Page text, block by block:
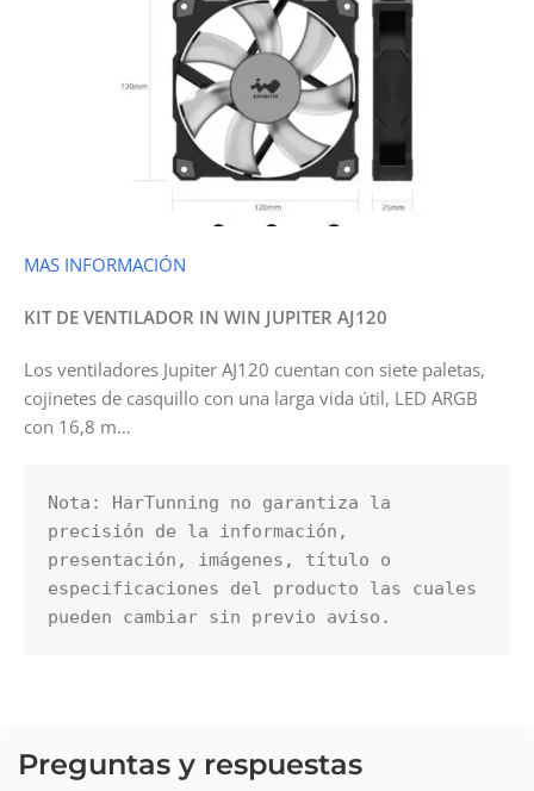
MAS INFORMACIÓN
KIT DE VENTILADOR IN WIN JUPITER AJ120
Los ventiladores Jupiter AJ120 cuentan con siete paletas,
cojinetes de casquillo con una larga vida útil, LED ARGB
con 16,8 m…
Nota: HarTunning no garantiza la
precisión de la información,
presentación, imágenes, título o
especificaciones del producto las cuales
pueden cambiar sin previo aviso.
Preguntas y respuestas